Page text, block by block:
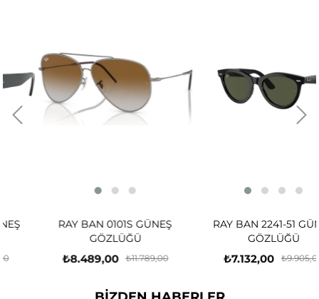
RAY BAN 0101S GÜNEŞ
GÖZLÜĞÜ
₺8.489,00 ₺11.789,00
RAY BAN 2241-51 GÜNEŞ
GÖZLÜĞÜ
₺7.132,00 ₺9.905,00